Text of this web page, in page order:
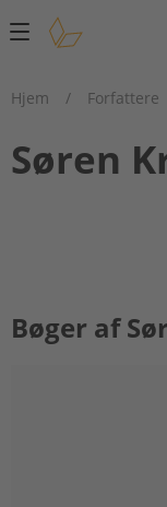
Main
Hjem
/ Forfattere
Søren
Bøger af